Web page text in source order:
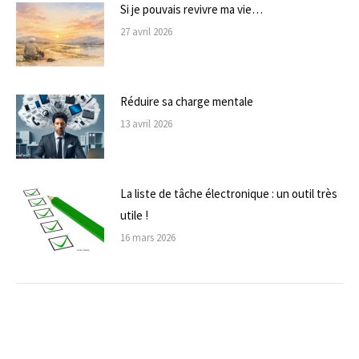
Si je pouvais revivre ma vie…
27 avril 2026
Réduire sa charge mentale
13 avril 2026
La liste de tâche électronique : un outil très
utile !
16 mars 2026